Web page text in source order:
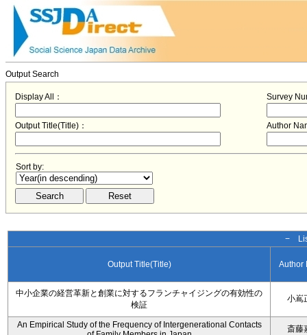
Output Search
Display All： Survey
Output Title(Title)： Author
Sort by:
−
Output Title(Title) Author
中小企業の経営革新と創業に対するフランチャイジングの有効性の
検証
小嶌
An Empirical Study of the Frequency of Intergenerational Contacts
斎藤